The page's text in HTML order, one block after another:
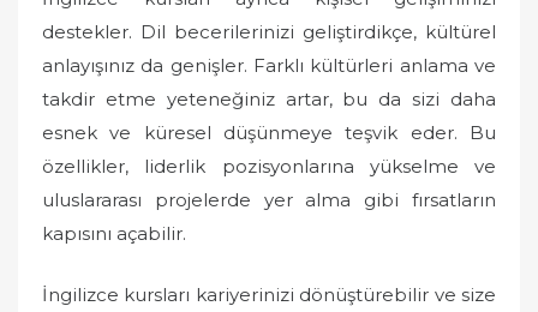
destekler. Dil becerilerinizi geliştirdikçe, kültürel
anlayışınız da genişler. Farklı kültürleri anlama ve
takdir etme yeteneğiniz artar, bu da sizi daha
esnek ve küresel düşünmeye teşvik eder. Bu
özellikler, liderlik pozisyonlarına yükselme ve
uluslararası projelerde yer alma gibi fırsatların
kapısını açabilir.
İngilizce kursları kariyerinizi dönüştürebilir ve size